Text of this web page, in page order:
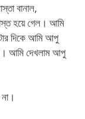
বানাল,
হয়ে গেল। আমি
দিকে আমি আপু
আমি দেখলাম আপু